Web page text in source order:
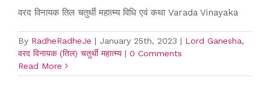
वरद विनायक तिल चतुर्थी महात्म्य विधि एवं कथा Varada Vinayaka
By RadheRadheJe | January 25th, 2023 | Lord Ganesha,
वरद विनायक (तिल) चतुर्थी महात्म्य | 0 Comments
Read More